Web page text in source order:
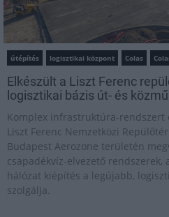
útépítés logisztikai központ Colas
Elkészült a Liszt Ferenc
logisztikai bázis út- és
Komplex infrastruktúra-rendszert
Liszt Ferenc Nemzetközi
Budapest Aerozone területén
csapadékvíz-elvezető rendszerek,
hálózat kiépítés a legújabb,
szolgálja.